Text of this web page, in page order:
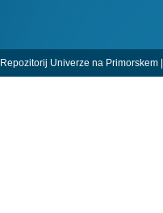
Repozitorij Univerze na Primorskem |